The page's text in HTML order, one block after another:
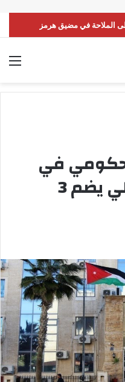
الملاحة في مضيق هرمز
في
مؤتمر العمل الدولي يضم 3